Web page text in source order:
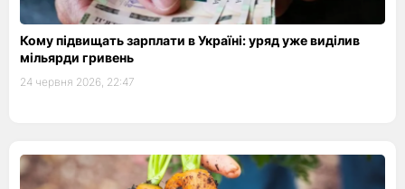
Кому підвищать зарплати в Україні: уряд уже виділив
мільярди гривень
24 червня 2026, 22:47